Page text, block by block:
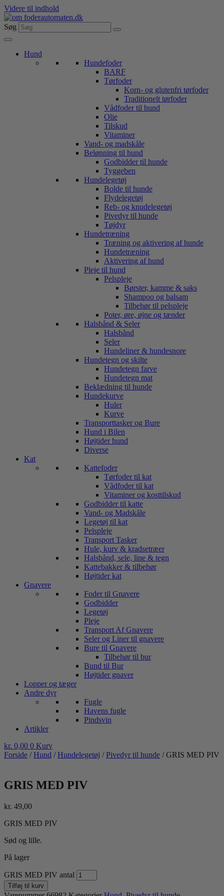
Videre til indhold
Søg
Hund
Hundefoder
BARF
Tørfoder
Korn- og glutenfri tørfoder
Traditionelt tørfoder
Vådfoder til hund
Olie
Tilskud
Vitaminer
Vand- og madskåle
Belønning til hund
Godbidder til hunde
Tyggeben
Hundelegetøj
Bolde til hunde
Flydelegetøj
Reb- og knudelegetøj
Pivedyr til hunde
Tøjdyr
Hundetræning
Træning og aktivering af hunde
Hundetræning
Aktivering af hund
Pleje til hund
Pelspleje
Børster, kamme & saks
Shampoo og balsam
Tilbehør til pelspleje
Poter, øre, øjne og tænder
Halsbånd & Seler
Halsbånd
Seler
Hundeliner & hundesnore
Hundetegn og skilte
Hundetegn farve
Hundetegn mat
Beklædning til hunde
Hundekurve
Huler
Kurve
Transporttasker og Bure
Hund i Bilen
Højtider hund
Diverse
Kat
Kattefoder
Tørfoder til kat
Vådfoder til kat
Vitaminer og kosttilskud
Godbidder til katte
Vand- og Madskåle
Legetøj til kat
Pelspleje
Transport Tasker
Hule, kurv & kradsetræer
Halsbånd, sele, line & tegn
Kattebakker & tilbehør
Højtider kat
Gnavere
Foder til Gnavere
Godbidder
Legetøj
Pleje
Transport Af Gnavere
Seler og Liner til gnavere
Bure til Gnavere
Tilbehør til bur
Bund til Bur
Højtider gnaver
Lopper og tæger
Andre dyr
Fugle
Havens fugle
Pindsvin
Artikler
kr. 0,00 0 Kurv
Forside /Hund /Hundelegetøj /Pivedyr til hunde / GRIS MED PIV
GRIS MED PIV
kr. 49,00
GRIS MED PIV
Sød og lille.
På lager
GRIS MED PIV antal
Tilføj til kurv